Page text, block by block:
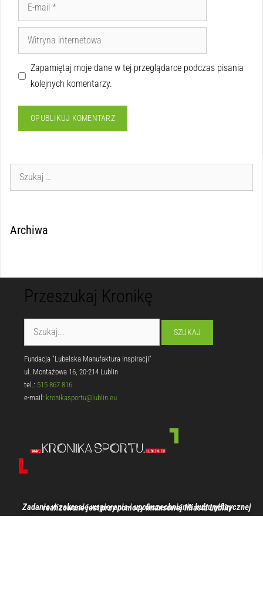
Zapamiętaj moje dane w tej przeglądarce podczas pisania
kolejnych komentarzy.
Archiwa
Przeszukaj Kronikę
Fundacja "Lubelska Manufaktura Inspiracji"
ul. Montażowa 16, 20-214 Lublin
tel.: 515 867 816
e-mail: kronikasportu@lublin.eu
Zadanie w zakresie wspierania i upowszechniania kultury fizycznej realizowane jest przy pomocy finansowej Miasta Lublin